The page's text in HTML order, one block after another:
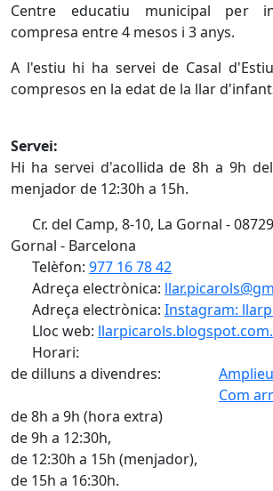
Centre educatiu municipal per
compresa entre 4 mesos i 3 anys.
A l'estiu hi ha servei de Casal
compresos en la edat de la llar
Servei:
Hi ha servei d'acollida de 8h a 9h
menjador de 12:30h a 15h.
Cr. del Camp, 8-10, La Gornal -
Gornal - Barcelona
Telèfon: 977 16 78 42
Adreça electrònica:
Adreça electrònica: Instagram:
Lloc web:
Horari:
de dilluns a divendres:
de 8h a 9h (hora extra)
de 9h a 12:30h,
de 12:30h a 15h (menjador),
de 15h a 16:30h.
Com
Leaflet| ©